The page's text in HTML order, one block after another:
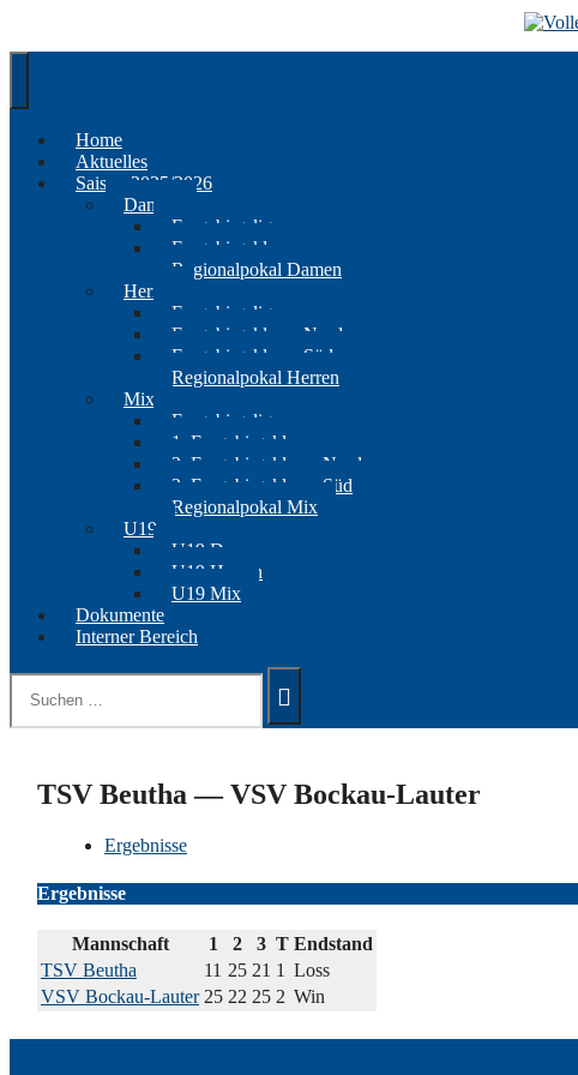
Home
Aktuelles
Saison 2025/2026
Damen
Erzgebirgsliga
Erzgebirgsklasse
Regionalpokal Damen
Herren
Erzgebirgsliga
Erzgebirgsklasse Nord
Erzgebirgsklasse Süd
Regionalpokal Herren
Mix
Erzgebirgsliga
1. Erzgebirgsklasse
2. Erzgebirgsklasse Nord
2. Erzgebirgsklasse Süd
Regionalpokal Mix
U19
U19 Damen
U19 Herren
U19 Mix
Dokumente
Interner Bereich
Suchen
nach:
TSV Beutha — VSV Bockau-Lauter
Ergebnisse
Ergebnisse
Mannschaft 1 2 3 T Endstand
TSV Beutha
11 25 21 1 Loss
VSV Bockau-Lauter 25 22 25 2 Win